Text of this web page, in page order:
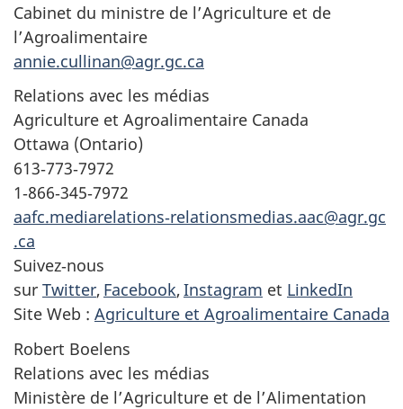
Cabinet du ministre de l’Agriculture et de
l’Agroalimentaire
annie.cullinan@agr.gc.ca
Relations avec les médias
Agriculture et Agroalimentaire Canada
Ottawa (Ontario)
613‑773‑7972
1‑866‑345‑7972
aafc.mediarelations‑relationsmedias.aac@agr.gc
.ca
Suivez‑nous
sur Twitter, Facebook,Instagram et LinkedIn
Site Web : Agriculture et Agroalimentaire Canada
Robert Boelens
Relations avec les médias
Ministère de l’Agriculture et de l’Alimentation